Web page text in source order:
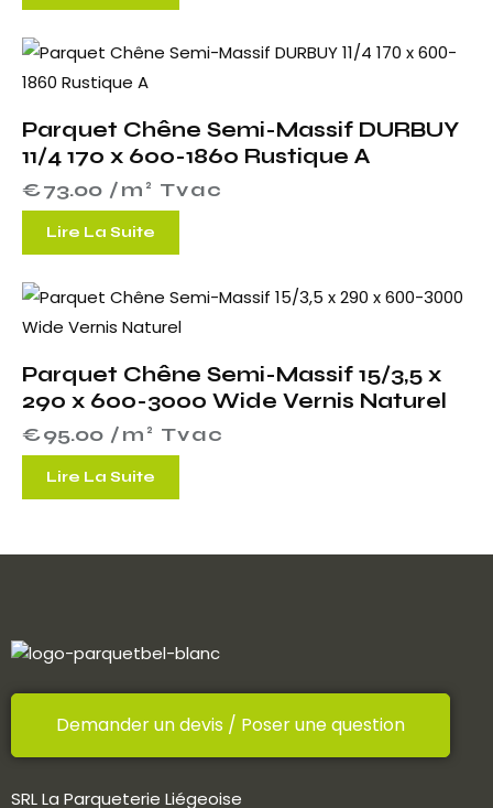
Parquet Chêne Semi-Massif DURBUY
11/4 170 x 600-1860 Rustique A
€73.00 /m² Tvac
Lire La Suite
Parquet Chêne Semi-Massif 15/3,5 x
290 x 600-3000 Wide Vernis Naturel
€95.00 /m² Tvac
Lire La Suite
Demander un devis / Poser une question
SRL La Parqueterie Liégeoise